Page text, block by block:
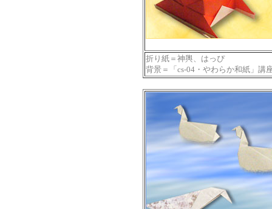
折り紙＝神輿、はっぴ
背景＝「cs-04・やわらか和紙」講